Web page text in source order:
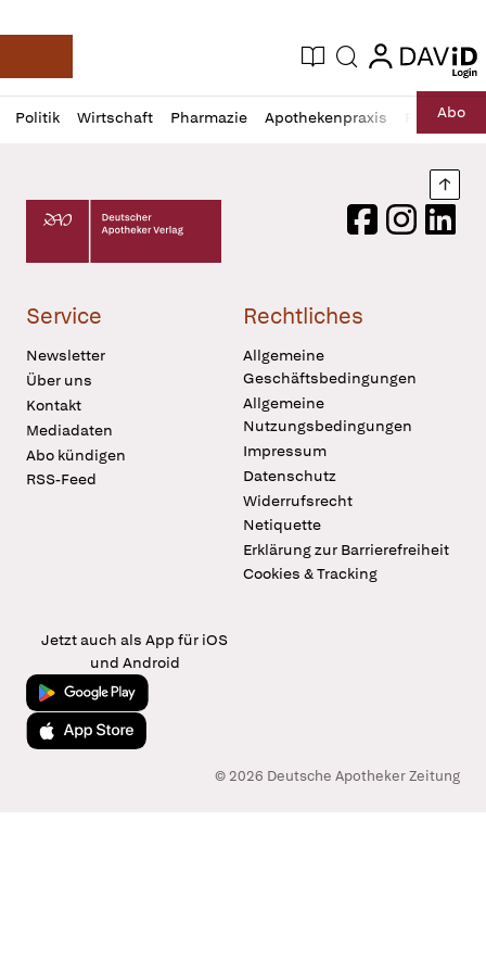
Deutsche Apotheker Zeitung
Aktuelle Ausgabe
Suche login
login
Politik Wirtschaft Pharmazie Apothekenpraxis RechtAbo
Profil
öffnen
Daz
Pur
Deutscher Apotheker Verlag Logo
FacebookInstagram
Service
Newsletter
Über uns
Kontakt
Mediadaten
Abo kündigen
RSS-Feed
Rechtliches
Allgemeine
Geschäftsbedingungen
Allgemeine
Nutzungsbedingungen
Impressum
Datenschutz
Widerrufsrecht
Netiquette
Erklärung zur Barrierefreiheit
Cookies & Tracking
Jetzt auch als App für iOS
und Android
Jetzt bei Google Play
Laden im App Store
© 2026 Deutsche Apotheker Zeitung